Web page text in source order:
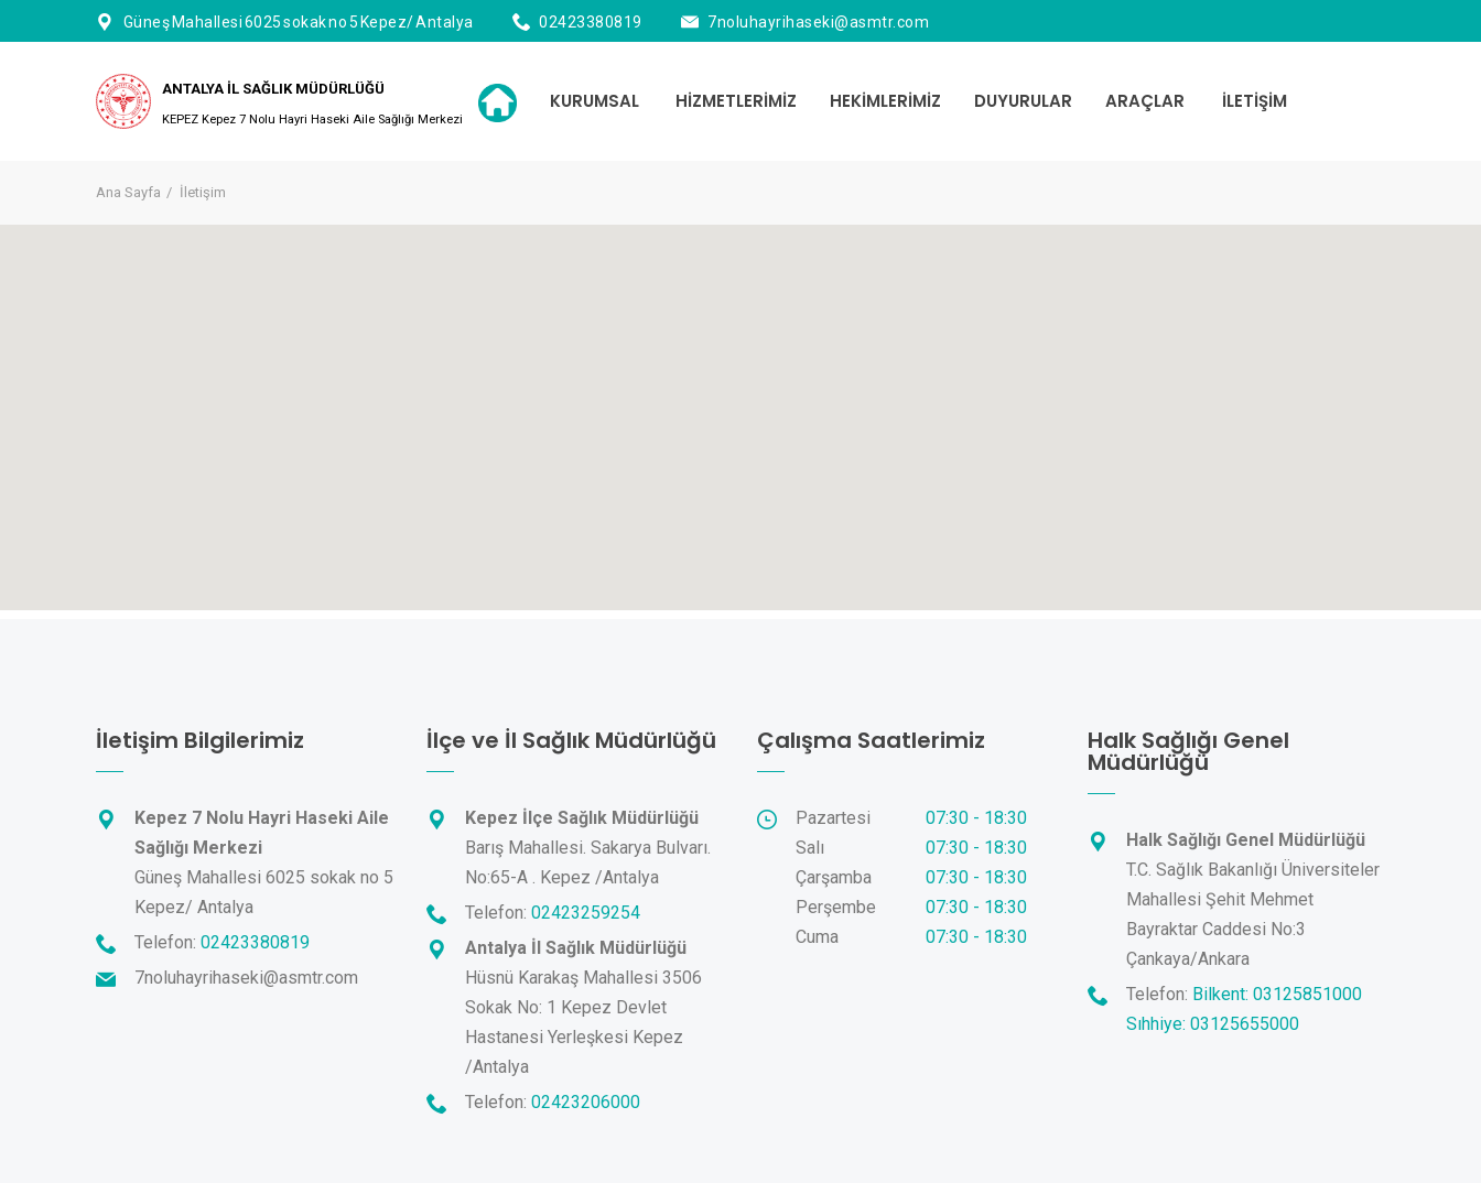
Güneş Mahallesi 6025 sokak no 5 Kepez/ Antalya 02423380819 7noluhayrihaseki@asmtr.com
ANTALYA İL SAĞLIK MÜDÜRLÜĞÜ
KEPEZ Kepez 7 Nolu Hayri Haseki Aile Sağlığı Merkezi
KURUMSAL HİZMETLERİMİZ HEKİMLERİMİZ DUYURULAR ARAÇLAR İLETİŞİM
Ana Sayfa İletişim
İletişim Bilgilerimiz
Kepez 7 Nolu Hayri Haseki Aile
Sağlığı Merkezi
Güneş Mahallesi 6025 sokak no 5
Kepez/ Antalya
Telefon: 02423380819
7noluhayrihaseki@asmtr.com
İlçe ve İl Sağlık Müdürlüğü
Kepez İlçe Sağlık Müdürlüğü
Barış Mahallesi. Sakarya Bulvarı.
No:65-A . Kepez /Antalya
Telefon: 02423259254
Antalya İl Sağlık Müdürlüğü
Hüsnü Karakaş Mahallesi 3506
Sokak No: 1 Kepez Devlet
Hastanesi Yerleşkesi Kepez
/Antalya
Telefon: 02423206000
Çalışma Saatlerimiz
Pazartesi
07:30 - 18:30
Salı
07:30 - 18:30
Çarşamba
07:30 - 18:30
Perşembe
07:30 - 18:30
Cuma
07:30 - 18:30
Halk Sağlığı Genel
Müdürlüğü
Halk Sağlığı Genel Müdürlüğü
T.C. Sağlık Bakanlığı Üniversiteler
Mahallesi Şehit Mehmet
Bayraktar Caddesi No:3
Çankaya/Ankara
Telefon: Bilkent: 03125851000
Sıhhiye: 03125655000